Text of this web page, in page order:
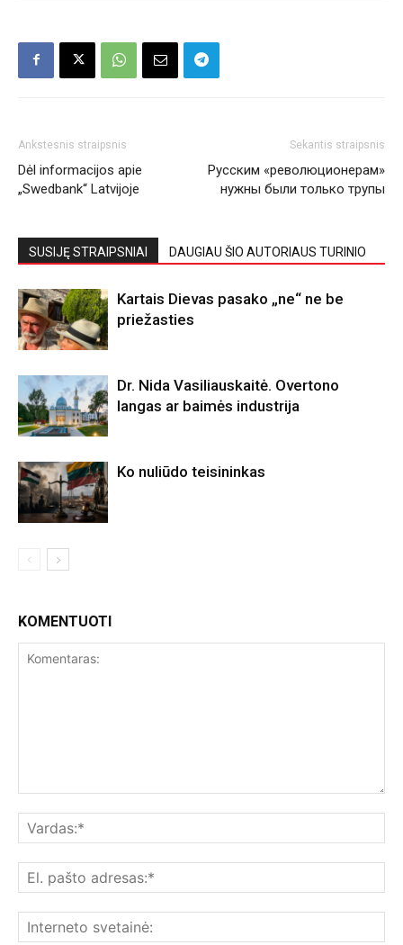
Ankstesnis straipsnis
Dėl informacijos apie
„Swedbank“ Latvijoje
Sekantis straipsnis
Русским «революционерам»
нужны были только трупы
SUSIJĘ STRAIPSNIAI DAUGIAU ŠIO AUTORIAUS TURINIO
Kartais Dievas pasako „ne“ ne be
priežasties
Dr. Nida Vasiliauskaitė. Overtono
langas ar baimės industrija
Ko nuliūdo teisininkas
KOMENTUOTI